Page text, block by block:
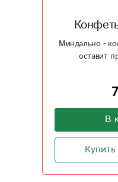
Миндально -
оставит
В